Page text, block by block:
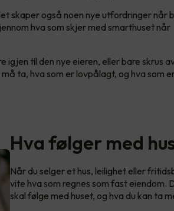
skaper også noen nye utfordringer når
hva som skjer med smarthuset når
til den nye eieren, eller bare skrus
ta, hva som er lovpålagt, og hva som
Hva følger med
Når du selger et hus, leilighet eller
vite hva som regnes som fast eiendom.
skal følge med huset, og hva du kan ta